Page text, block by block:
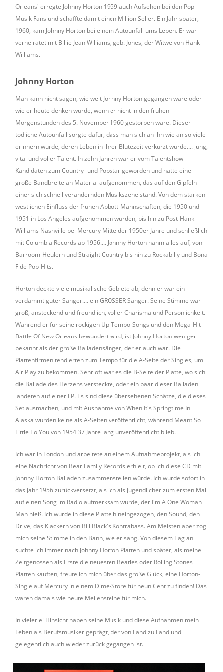
Orleans' erregte Johnny Horton 1959 auch Aufsehen bei den Pop
Musik Fans und schaffte damit einen Million Seller. Ein Jahr später,
1960, kam Johnny Horton bei einem Autounfall ums Leben. Er war
verheiratet mit Billie Jean Williams, geb. Jones, der Witwe von Hank
Williams.
Johnny Horton
Man kann nicht sagen, wie weit Johnny Horton gegangen wäre oder
wie er heute denken würde, wenn er nicht in den frühen
Morgenstunden des 5. November 1960 gestorben wäre. Dieser
tödliche Autounfall sorgte dafür, dass man sich an ihn wie an so viele
erinnern würde, deren Leben in ihrer Blütezeit verkürzt wurde.... jung,
vital und voller Talent. In zehn Jahren war er vom Talentshow-
Kandidaten zum Country- und Popstar geworden und hatte eine
große Bandbreite an Material aufgenommen, das auf den Gipfeln
einer sich schnell verändernden Musikszene stand. Von dem starken
westlichen Einfluss der frühen Abbott-Mannschaften, die 1950 und
1951 in Los Angeles aufgenommen wurden, bis hin zu Post-Hank
Williams Nashville bei Mercury Mitte der 1950er Jahre und schließlich
mit Columbia Records ab 1956.... Johnny Horton nahm alles auf, von
Barroom-Heulern und Straight Country bis hin zu Rockabilly und Bona
Fide Pop-Hits.
Horton deckte viele musikalische Gebiete ab, denn er war ein
verdammt guter Sänger.... ein GROSSER Sänger. Seine Stimme war
groß, ansteckend und freundlich, voller Charisma und Persönlichkeit.
Während er für seine rockigen Up-Tempo-Songs und den Mega-Hit
Battle Of New Orleans bewundert wird, ist Johnny Horton weniger
bekannt als der große Balladensänger, der er auch war. Die
Plattenfirmen tendierten zum Tempo für die A-Seite der Singles, um
Air Play zu bekommen. Sehr oft war es die B-Seite der Platte, wo sich
die Ballade des Herzens versteckte, oder ein paar dieser Balladen
landeten auf einer LP. Es sind diese übersehenen Schätze, die dieses
Set ausmachen, und mit Ausnahme von When It's Springtime In
Alaska wurden keine als A-Seiten veröffentlicht, während Meant So
Little To You von 1954 37 Jahre lang unveröffentlicht blieb.
Ich war in London und arbeitete an einem Aufnahmeprojekt, als ich
eine Nachricht von Bear Family Records erhielt, ob ich diese CD mit
Johnny Horton Balladen zusammenstellen würde. Ich wurde sofort in
das Jahr 1956 zurückversetzt, als ich als Jugendlicher zum ersten Mal
auf einen Song im Radio aufmerksam wurde, der I'm A One Woman
Man hieß. Ich wurde in diese Platte hineingezogen, den Sound, den
Drive, das Klackern von Bill Black's Kontrabass. Am Meisten aber zog
mich seine Stimme in den Bann, wie er sang. Von diesem Tag an
suchte ich immer nach Johnny Horton Platten und später, als meine
Zeitgenossen als Erste die neuesten Beatles oder Rolling Stones
Platten kauften, freute ich mich über das große Glück, eine Horton-
Single auf Mercury in einem Dime-Store für neun Cent zu finden! Das
waren damals wie heute Meilensteine für mich.
In vielerlei Hinsicht haben seine Musik und diese Aufnahmen mein
Leben als Berufsmusiker geprägt, der von Land zu Land und
gelegentlich auch wieder zurück gegangen ist.